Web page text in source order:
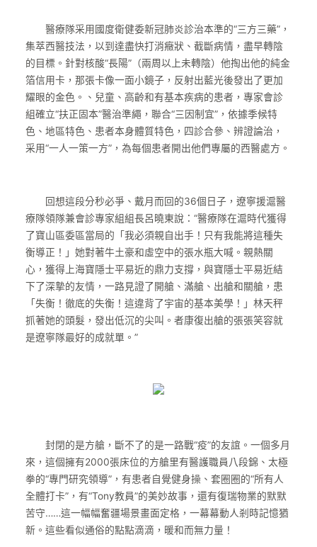
醫療隊采用國度衛健委新冠肺炎診治本準的“三方三藥”，
集萃西醫技法，以到達盡快打消癥狀、截斷病情，盡早轉陰
的目標。針對核酸“長陽”（兩周以上未轉陰）他掏出他的純金
箔信用卡，那張卡像一面小鏡子，反射出藍光後發出了更加
耀眼的金色。、兒童、高齡和有基本疾病的患者，專家會診
組確立“扶正固本”醫治準繩，聯合“三因制宜”，依據季候特
色、地區特色、患者本身體質特色，四診合參、辨證論治，
采用“一人一策一方”，為每個患者開出他們專屬的西醫處方。
回想這段分秒必爭、戴月而回的36個日子，遼寧援滬醫
療隊領隊兼會診專家組組長呂曉東說：“醫療隊在滬時代獲得
了寶山區委區當局的「我必須親自出手！只有我能將這種失
衡導正！」她對著牛土豪和虛空中的張水瓶大喊。親熱關
心，獲得上海寶隱士平易近的鼎力支撐，與寶隱士平易近結
下了深摯的友情，一路見證了開艙、滿艙、出艙和關艙，患
「失衡！徹底的失衡！這違背了宇宙的基本美學！」林天秤
抓著她的頭髮，發出低沉的尖叫。者康復出艙的張張笑容就
是遼寧隊最好的成就單。”
封閉的是方艙，斷不了的是一路戰“疫”的友誼。一個多月
來，這個擁有2000張床位的方艙里有醫護職員八段錦、太極
拳的“專門研究領導”，有患者自覺健身操、套圈圈的“所有人
全體打卡”，有“Tony教員”的美妙故事，還有復瑞物業的默默
苦守……這一幅幅奮疆場景畫面定格，一幕幕動人剎時記憶猶
新。這些看似通俗的點點滴滴，暖和而無力量！